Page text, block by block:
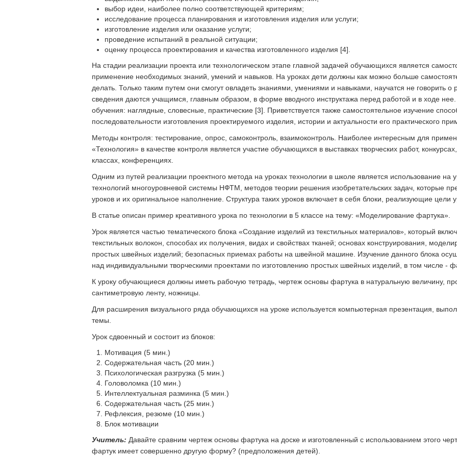
выбор идеи, наиболее полно соответствующей критериям;
исследование процесса планирования и изготовления изделия или услуги;
изготовление изделия или оказание услуги;
проведение испытаний в реальной ситуации;
оценку процесса проектирования и качества изготовленного изделия [4].
На стадии реализации проекта или технологическом этапе главной задачей обучающихся является
применение необходимых знаний, умений и навыков. На уроках дети должны как можно больше
делать. Только таким путем они смогут овладеть знаниями, умениями и навыками, научатся не говорить о
сведения даются учащимся, главным образом, в форме вводного инструктажа перед работой и в ходе
обучения: наглядные, словесные, практические [3]. Приветствуется также самостоятельное изучение
последовательности изготовления проектируемого изделия, истории и актуальности его практического
Методы контроля: тестирование, опрос, самоконтроль, взаимоконтроль. Наиболее интересным для
«Технология» в качестве контроля является участие обучающихся в выставках творческих работ,
классах, конференциях.
Одним из путей реализации проектного метода на уроках технологии в школе является использование на
технологий многоуровневой системы НФТМ, методов теории решения изобретательских задач, которые
уроков и их оригинальное наполнение. Структура таких уроков включает в себя блоки, реализующие цели
В статье описан пример креативного урока по технологии в 5 классе на тему: «Моделирование фартука».
Урок является частью тематического блока «Создание изделий из текстильных материалов», который
текстильных волокон, способах их получения, видах и свойствах тканей; основах конструирования,
простых швейных изделий; безопасных приемах работы на швейной машине. Изучение данного блока
над индивидуальными творческими проектами по изготовлению простых швейных изделий, в том числе -
К уроку обучающиеся должны иметь рабочую тетрадь, чертеж основы фартука в натуральную величину,
сантиметровую ленту, ножницы.
Для расширения визуального ряда обучающихся на уроке используется компьютерная презентация,
темы.
Урок сдвоенный и состоит из блоков:
Мотивация (5 мин.)
Содержательная часть (20 мин.)
Психологическая разгрузка (5 мин.)
Головоломка (10 мин.)
Интеллектуальная разминка (5 мин.)
Содержательная часть (25 мин.)
Рефлексия, резюме (10 мин.)
Блок мотивации
Учитель: Давайте сравним чертеж основы фартука на доске и изготовленный с использованием этого
фартук имеет совершенно другую форму? (предположения детей).